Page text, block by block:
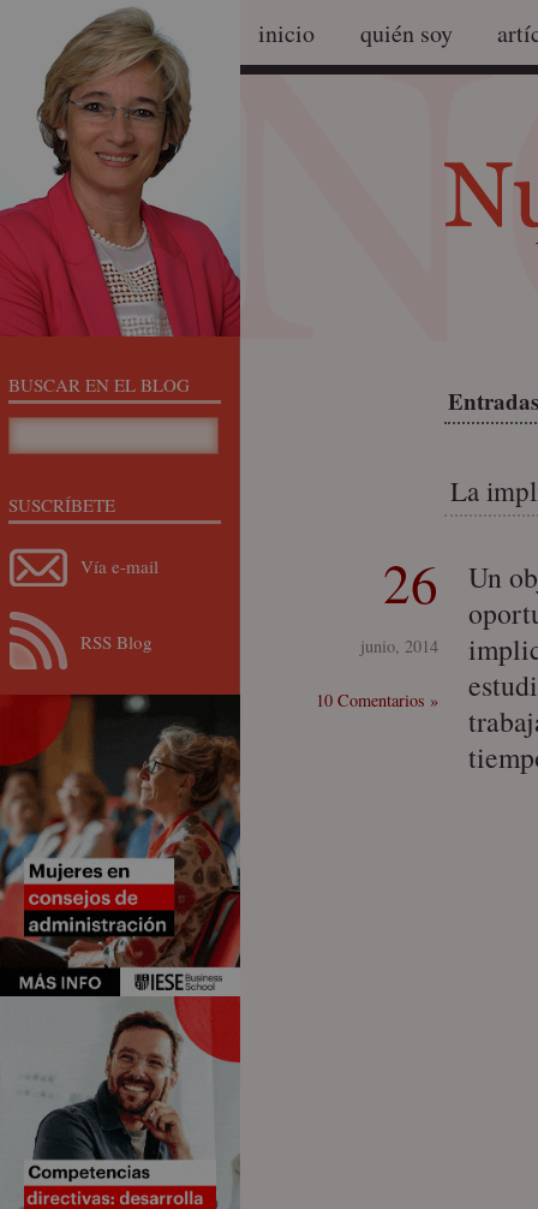
inicio quién soy
La
26
junio, 2014
10 Comentarios »
Un
BUSCAR EN EL BLOG
SUSCRÍBETE
Vía e-mail
RSS Blog